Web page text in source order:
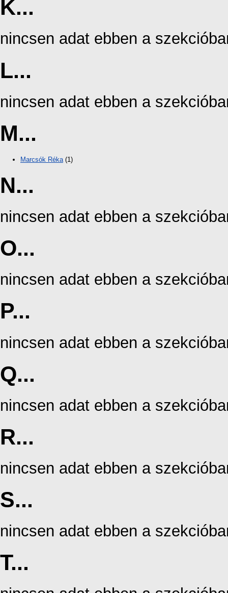
K...
nincsen adat ebben a
L...
nincsen adat ebben a
M...
Marcsók Réka (1)
N...
nincsen adat ebben a
O...
nincsen adat ebben a
P...
nincsen adat ebben a
Q...
nincsen adat ebben a
R...
nincsen adat ebben a
S...
nincsen adat ebben a
T...